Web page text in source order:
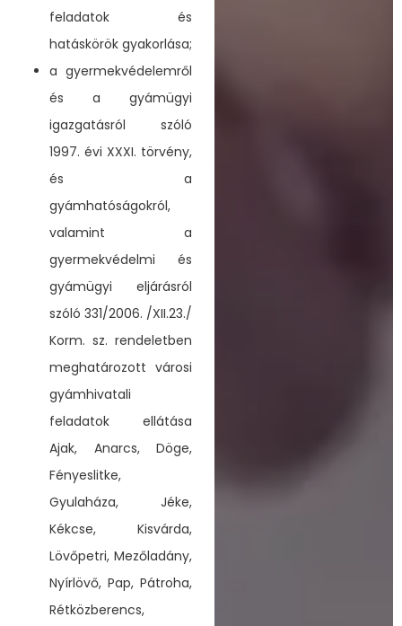
feladatok és
hatáskörök gyakorlása;
a gyermekvédelemről
és a gyámügyi
igazgatásról szóló
1997. évi XXXI. törvény,
és a
gyámhatóságokról,
valamint a
gyermekvédelmi és
gyámügyi eljárásról
szóló 331/2006. /XII.23./
Korm. sz. rendeletben
meghatározott városi
gyámhivatali
feladatok ellátása
Ajak, Anarcs, Döge,
Fényeslitke,
Gyulaháza, Jéke,
Kékcse, Kisvárda,
Lövőpetri, Mezőladány,
Nyírlövő, Pap, Pátroha,
Rétközberencs,